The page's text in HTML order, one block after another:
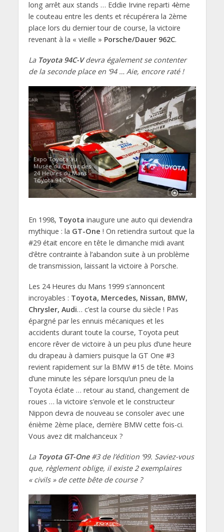
long arrêt aux stands … Eddie Irvine reparti 4ème
le couteau entre les dents et récupérera la 2ème
place lors du dernier tour de course, la victoire
revenant à la « vieille » Porsche/Dauer 962C.
La Toyota 94C-Vdevra également se contenter
de la seconde place en ‘94 … Aie, encore raté !
Expo Toyota au
Musée du Circuit des
24 Heures du Mans –
Toyota 94C-V
En 1998, Toyota inaugure une auto qui deviendra
mythique : la GT-One ! On retiendra surtout que la
#29 était encore en tête le dimanche midi avant
d’être contrainte à l’abandon suite à un problème
de transmission, laissant la victoire à Porsche.
Les 24 Heures du Mans 1999 s’annoncent
incroyables : Toyota, Mercedes, Nissan, BMW,
Chrysler, Audi… c’est la course du siècle ! Pas
épargné par les ennuis mécaniques et les
accidents durant toute la course, Toyota peut
encore rêver de victoire à un peu plus d’une heure
du drapeau à damiers puisque la GT One #3
revient rapidement sur la BMW #15 de tête. Moins
d’une minute les sépare lorsqu’un pneu de la
Toyota éclate … retour au stand, changement de
roues … la victoire s’envole et le constructeur
Nippon devra de nouveau se consoler avec une
énième 2ème place, derrière BMW cette fois-ci.
Vous avez dit malchanceux ?
La Toyota GT-One#3 de l’édition ’99. Saviez-vous
que, règlement oblige, il existe 2 exemplaires
« civils » de cette bête de course ?